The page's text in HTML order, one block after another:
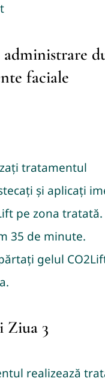
faciale
tratamentul
și aplicați
pe zona
35 de minute.
gelul
Ziua 3
realizează